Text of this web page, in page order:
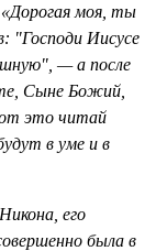
моя, ты
"Господи Иисусе
— а после
Сыне Божий,
это читай
в уме и в
его
была в